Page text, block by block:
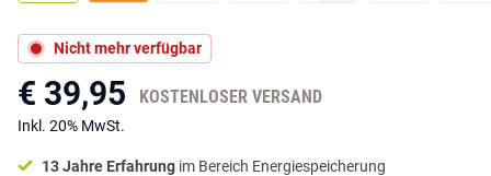
Nicht mehr verfügbar
€ 39,95 KOSTENLOSER VERSAND
Inkl. 20% MwSt.
13 Jahre Erfahrung im Bereich Energiespeicherung